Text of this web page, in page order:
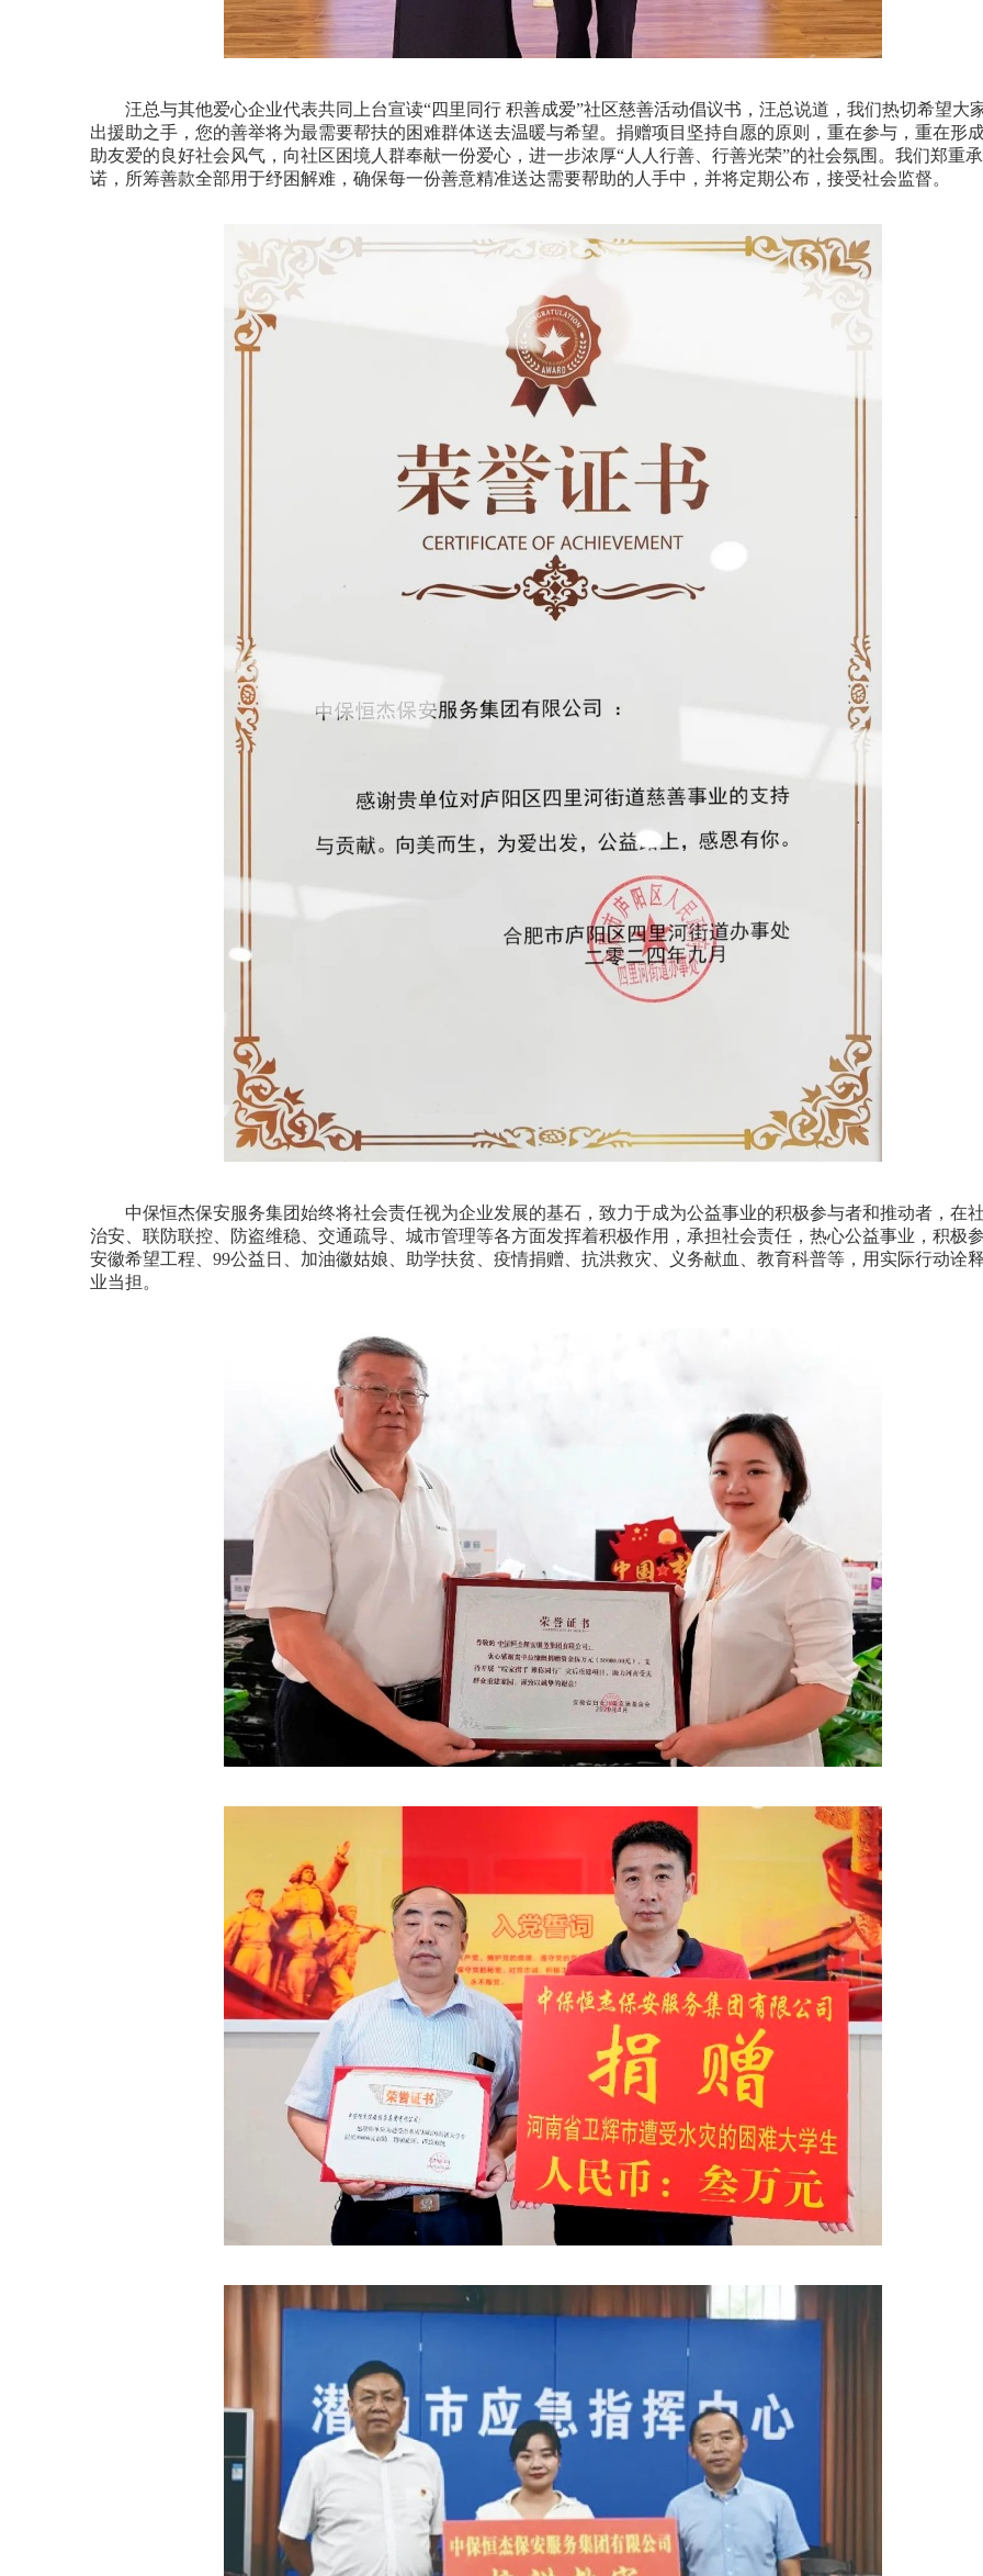
汪总与其他爱心企业代表共同上台宣读“四里同行 积善成爱”社区慈善活动倡议书，汪总说道，我们热切希望大
出援助之手，您的善举将为最需要帮扶的困难群体送去温暖与希望。捐赠项目坚持自愿的原则，重在参与，重在形
助友爱的良好社会风气，向社区困境人群奉献一份爱心，进一步浓厚“人人行善、行善光荣”的社会氛围。我们郑重承
诺，所筹善款全部用于纾困解难，确保每一份善意精准送达需要帮助的人手中，并将定期公布，接受社会监督。
中保恒杰保安服务集团始终将社会责任视为企业发展的基石，致力于成为公益事业的积极参与者和推动者，在
治安、联防联控、防盗维稳、交通疏导、城市管理等各方面发挥着积极作用，承担社会责任，热心公益事业，积极
安徽希望工程、99公益日、加油徽姑娘、助学扶贫、疫情捐赠、抗洪救灾、义务献血、教育科普等，用实际行动诠
业当担。